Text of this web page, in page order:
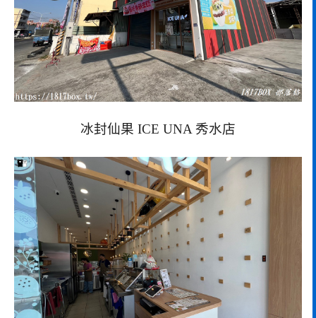
冰封仙果 ICE UNA 秀水店